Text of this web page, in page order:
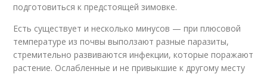
подготовиться к предстоящей зимовке.
Есть существует и несколько минусов — при плюсовой
температуре из почвы выползают разные паразиты,
стремительно развиваются инфекции, которые поражают
растение. Ослабленные и не привыкшие к другому месту